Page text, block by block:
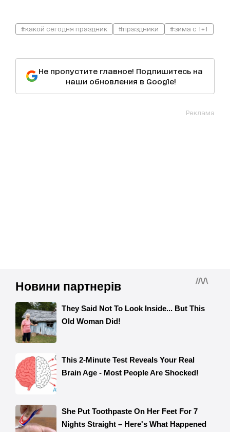
#какой сегодня праздник #праздники #зима с 1+1
Не пропустите главное! Подпишитесь на
наши обновления в Google!
Реклама